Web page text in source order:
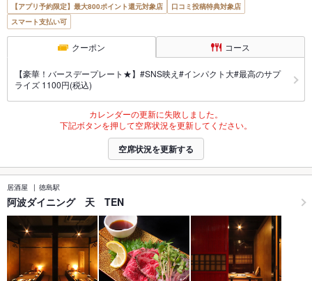
【アプリ予約限定】最大800ポイント還元対象店
口コミ投稿特典対象店
スマート支払い可
クーポン コース
【豪華！バースデープレート★】#SNS映え#インパクト大#最高のサプ
ライズ 1100円(税込)
カレンダーの更新に失敗しました。
下記ボタンを押して空席状況を更新してください。
空席状況を更新する
居酒屋 徳島駅
阿波ダイニング 天 TEN